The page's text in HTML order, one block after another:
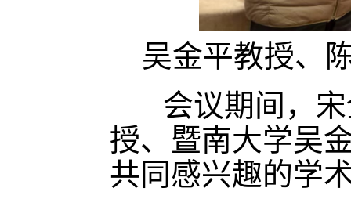
吴金平教授、
会议期间，宋
授、暨南大学吴
共同感兴趣的学